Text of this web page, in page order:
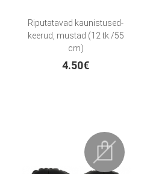
Riputatavad kaunistused-
keerud, mustad (12 tk./55
cm)
4.50€